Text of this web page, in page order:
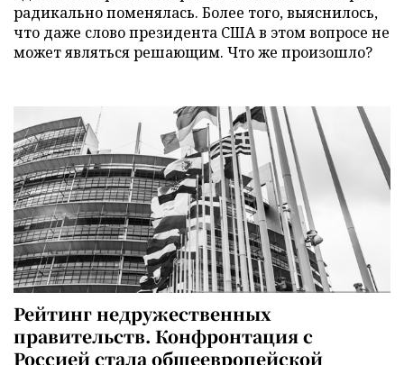
радикально поменялась. Более того, выяснилось,
что даже слово президента США в этом вопросе не
может являться решающим. Что же произошло?
Рейтинг недружественных
правительств. Конфронтация с
Россией стала общеевропейской